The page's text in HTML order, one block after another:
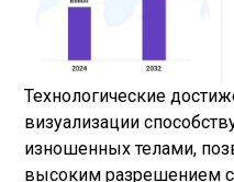
Технологические
визуализации
изношенных телами,
высоким разрешением